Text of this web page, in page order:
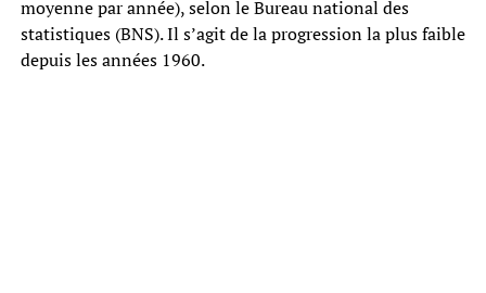
moyenne par année), selon le Bureau national des
statistiques (BNS). Il s’agit de la progression la plus faible
depuis les années 1960.